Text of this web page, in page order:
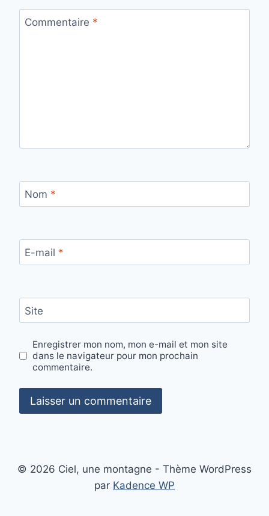
Commentaire *
Nom *
E-mail *
Site
Enregistrer mon nom, mon e-mail et mon site
dans le navigateur pour mon prochain
commentaire.
© 2026 Ciel, une montagne - Thème WordPress
par Kadence WP